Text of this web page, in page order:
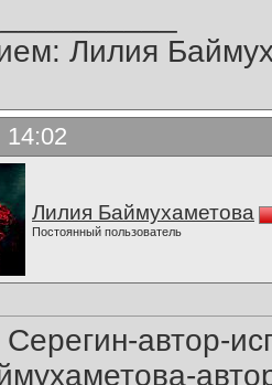
Лилия
14:02
Лилия Баймухаметова
Постоянный пользователь
автор-